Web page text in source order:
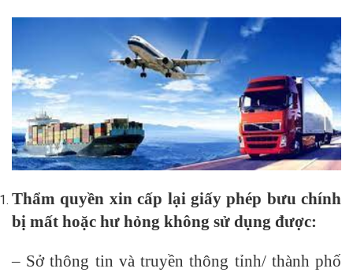
Thẩm quyền xin cấp lại giấy phép bưu chính
bị mất hoặc hư hỏng không sử dụng được:
– Sở thông tin và truyền thông tỉnh/ thành phố